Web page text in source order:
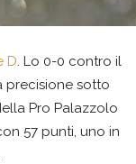
D . Lo 0-0 contro il
precisione sotto
Pro Palazzolo
57 punti, uno in